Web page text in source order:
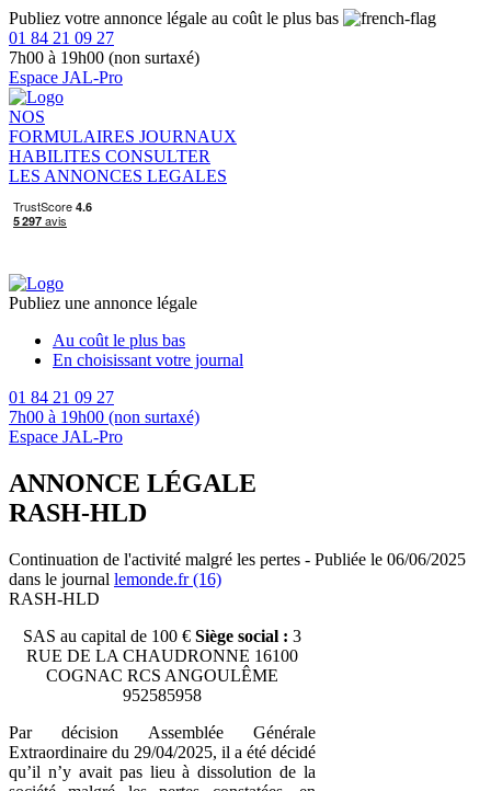
Publiez votre annonce légale au coût le plus bas
01 84 21 09 27
7h00 à 19h00 (non surtaxé)
Espace JAL-Pro
NOS
FORMULAIRES JOURNAUX
HABILITES CONSULTER
LES ANNONCES LEGALES
Publiez une annonce légale
Au coût le plus bas
En choisissant votre journal
01 84 21 09 27
7h00 à 19h00 (non surtaxé)
Espace JAL-Pro
ANNONCE LÉGALE
RASH-HLD
Continuation de l'activité malgré les pertes - Publiée le 06/06/2025
dans le journal lemonde.fr (16)
RASH-HLD
SAS au capital de 100 € Siège social : 3
RUE DE LA CHAUDRONNE 16100
COGNAC RCS ANGOULÊME
952585958
Par décision Assemblée Générale
Extraordinaire du 29/04/2025, il a été décidé
qu’il n’y avait pas lieu à dissolution de la